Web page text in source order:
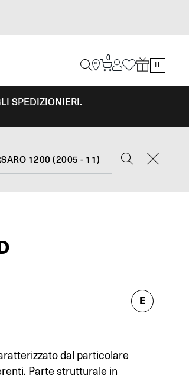
0
SPEDIZIONIERI.
1200 (2005 - 11)
E
dal particolare
Parte strutturale in